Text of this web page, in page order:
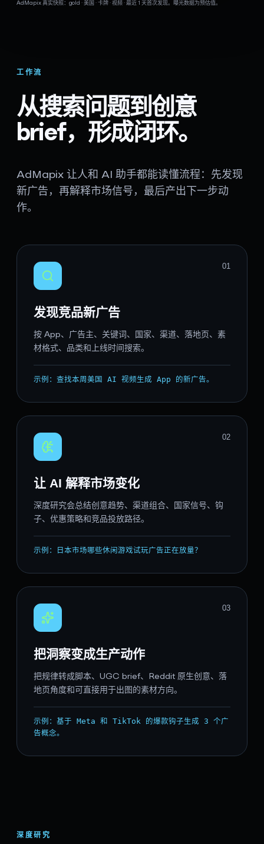
AdMapix 真实快照：gold · 美国 · 卡牌 · 视频 · 最近 1 天首次发现。曝光数据为预估值。
工作流
从搜索问题到创意
brief，形成闭环。
AdMapix 让人和 AI 助手都能读懂流程：先发现
新广告，再解释市场信号，最后产出下一步动
作。
01
发现竞品新广告
按 App、广告主、关键词、国家、渠道、落地页、素
材格式、品类和上线时间搜索。
示例：查找本周美国 AI 视频生成 App 的新广告。
02
让 AI 解释市场变化
深度研究会总结创意趋势、渠道组合、国家信号、钩
子、优惠策略和竞品投放路径。
示例：日本市场哪些休闲游戏试玩广告正在放量？
03
把洞察变成生产动作
把规律转成脚本、UGC brief、Reddit 原生创意、落
地页角度和可直接用于出图的素材方向。
示例：基于 Meta 和 TikTok 的爆款钩子生成 3 个广
告概念。
深度研究